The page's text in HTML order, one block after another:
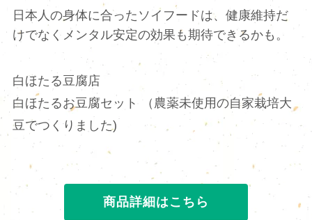
日本人の身体に合ったソイフードは、健康維持だ
けでなくメンタル安定の効果も期待できるかも。
白ほたる豆腐店
白ほたるお豆腐セット （農薬未使用の自家栽培大
豆でつくりました)
商品詳細はこちら